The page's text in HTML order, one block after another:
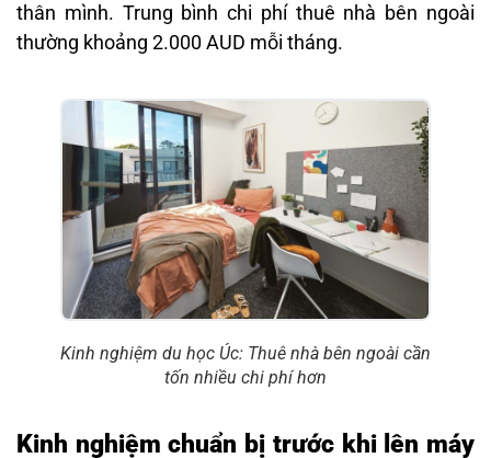
thân mình. Trung bình chi phí thuê nhà bên ngoài
thường khoảng 2.000 AUD mỗi tháng.
Kinh nghiệm du học Úc: Thuê nhà bên ngoài cần
tốn nhiều chi phí hơn
Kinh nghiệm chuẩn bị trước khi lên máy